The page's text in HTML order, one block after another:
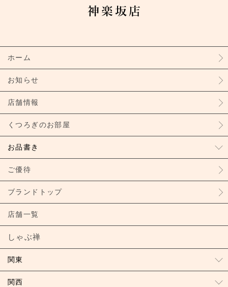
ホーム
お知らせ
店舗情報
くつろぎのお部屋
お品書き
ご優待
ブランドトップ
店舗一覧
しゃぶ禅
関東
関西